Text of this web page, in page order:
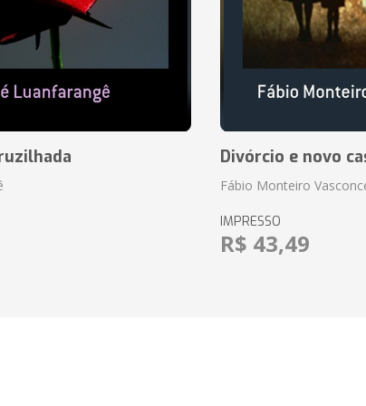
Divórcio e novo
Fábio Monteiro
IMPRESSO
R$ 43,49